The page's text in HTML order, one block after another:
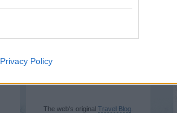
Privacy Policy
The web's original Travel Blog